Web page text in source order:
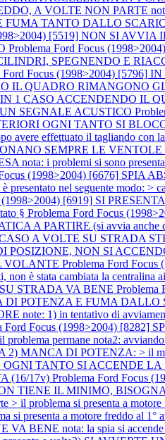
A VOLTE NON PARTE
FUMA TANTO DALLO
[5519] NON SI
Problema Ford Focus
SPEGNENDO E
Ford Focus (1998>2004)
IL QUADRO
1 CASO ACCENDENDO IL
SEGNALE ACUSTICO
OGNI TANTO SI
effettuato il tagliando con
SEMPRE LE
i problemi si sono
(1998>2004) [6676] SPIA
nel seguente modo: >
(1998>2004) [6919] SI
§ Problema Ford Focus
A PARTIRE (si avvia
A VOLTE SU STRADA
POSIZIONE, NON SI
VOLANTE Problema Ford
è stata cambiata la centralina
STRADA VA BENE Problema
DI POTENZA E FUMA DALLO
note: 1) in tentativo di
Ford Focus (1998>2004) [8282]
permane nota2: avviando
MANCA DI POTENZA: > il
OGNI TANTO SI ACCENDE
(16/17v) Problema Ford Focus
TIENE IL MINIMO,
problema si presenta a motore
presenta a motore freddo al 1°
BENE nota: la spia si accende